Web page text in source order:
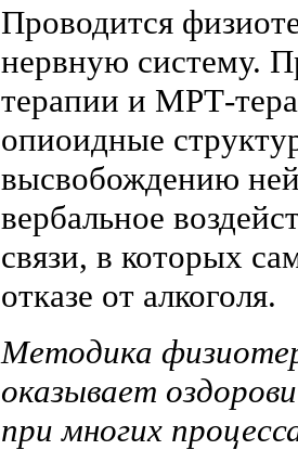
Проводится
нервную систему.
терапии и МРТ-
опиоидные
высвобождению
вербальное
связи, в которых
отказе от алкоголя.
Методика
оказывает
при многих